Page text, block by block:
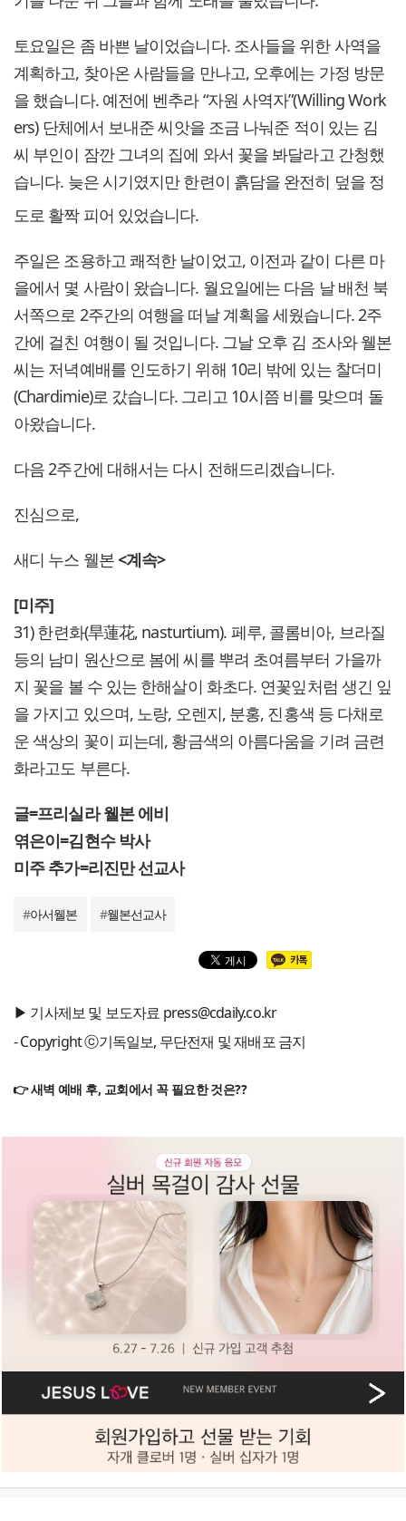
토요일은 좀 바쁜 날이었습니다. 조사들을 위한 사역을
계획하고, 찾아온 사람들을 만나고, 오후에는 가정 방문
을 했습니다. 예전에 벤추라 “자원 사역자”(Willing Work
ers) 단체에서 보내준 씨앗을 조금 나눠준 적이 있는 김
씨 부인이 잠깐 그녀의 집에 와서 꽃을 봐달라고 간청했
습니다. 늦은 시기였지만 한련이 흙담을 완전히 덮을 정
도로 활짝 피어 있었습니다.
주일은 조용하고 쾌적한 날이었고, 이전과 같이 다른 마
을에서 몇 사람이 왔습니다. 월요일에는 다음 날 배천 북
서쪽으로 2주간의 여행을 떠날 계획을 세웠습니다. 2주
간에 걸친 여행이 될 것입니다. 그날 오후 김 조사와 웰본
씨는 저녁예배를 인도하기 위해 10리 밖에 있는 찰더미
(Chardimie)로 갔습니다. 그리고 10시쯤 비를 맞으며 돌
아왔습니다.
다음 2주간에 대해서는 다시 전해드리겠습니다.
진심으로,
새디 누스 웰본<계속>
[미주]
31) 한련화(旱蓮花, nasturtium). 페루, 콜롬비아, 브라질
등의 남미 원산으로 봄에 씨를 뿌려 초여름부터 가을까
지 꽃을 볼 수 있는 한해살이 화초다. 연꽃잎처럼 생긴 잎
을 가지고 있으며, 노랑, 오렌지, 분홍, 진홍색 등 다채로
운 색상의 꽃이 피는데, 황금색의 아름다움을 기려 금련
화라고도 부른다.
글=프리실라 웰본 에비
엮은이=김현수 박사
미주 추가=리진만 선교사
#아서웰본 #웰본선교사
▶ 기사제보 및 보도자료 press@cdaily.co.kr
- Copyright ⓒ기독일보, 무단전재 및 재배포 금지
👉 새벽 예배 후, 교회에서 꼭 필요한 것은??